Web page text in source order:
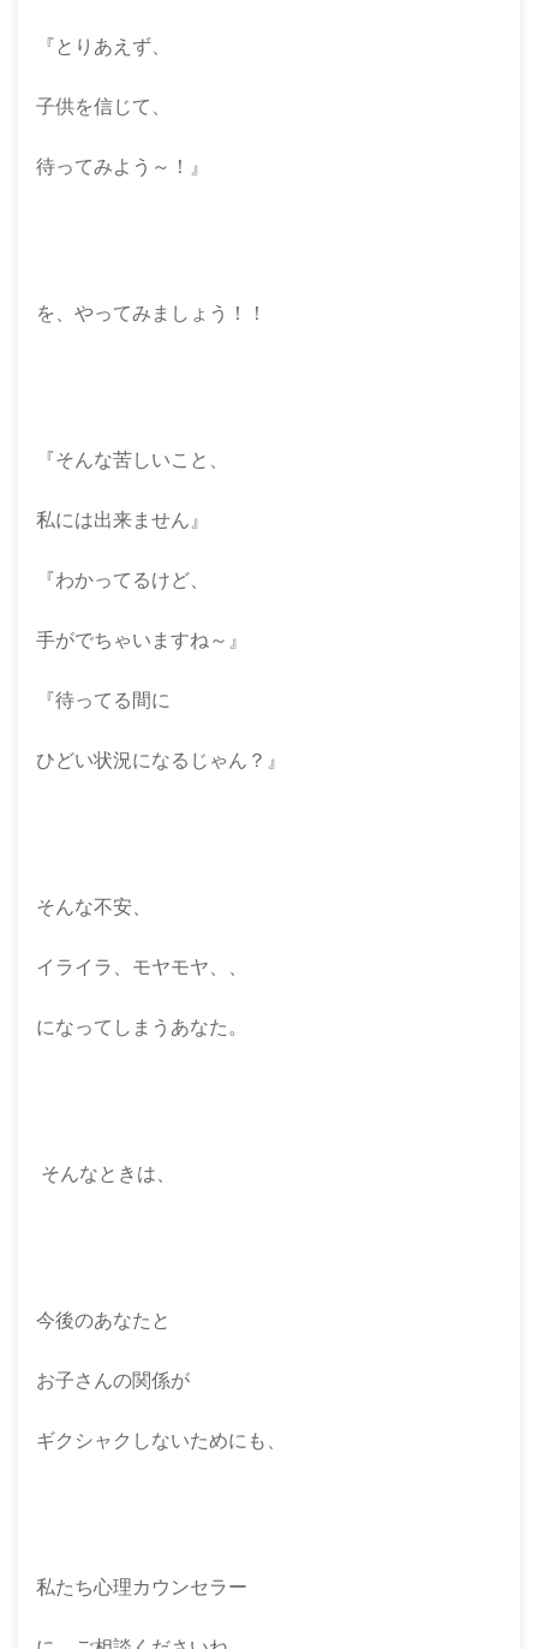
『とりあえず、
子供を信じて、
待ってみよう～！』
を、やってみましょう！！
『そんな苦しいこと、
私には出来ません』
『わかってるけど、
手がでちゃいますね～』
『待ってる間に
ひどい状況になるじゃん？』
そんな不安、
イライラ、モヤモヤ、、
になってしまうあなた。
そんなときは、
今後のあなたと
お子さんの関係が
ギクシャクしないためにも、
私たち心理カウンセラー